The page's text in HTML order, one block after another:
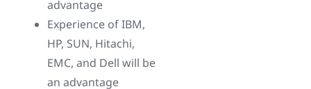
advantage
Experience of IBM,
HP, SUN, Hitachi,
EMC, and Dell will be
an advantage